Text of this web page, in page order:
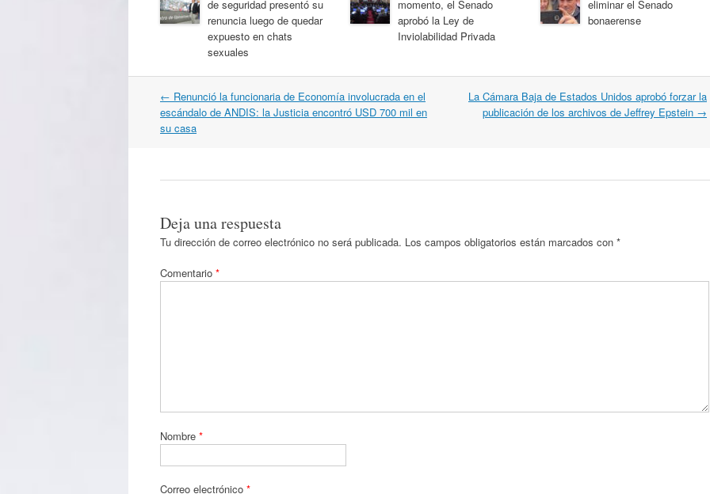
de seguridad presentó su
renuncia luego de quedar
expuesto en chats
sexuales
momento, el Senado
aprobó la Ley de
Inviolabilidad Privada
eliminar el Senado
bonaerense
Navegación
por
artículos
← Renunció la funcionaria de Economía involucrada en el
escándalo de ANDIS: la Justicia encontró USD 700 mil en
su casa
La Cámara Baja de Estados Unidos aprobó forzar la
publicación de los archivos de Jeffrey Epstein →
Deja una respuesta
Tu dirección de correo electrónico no será publicada. Los campos obligatorios están marcados con *
Comentario *
Nombre *
Correo electrónico *